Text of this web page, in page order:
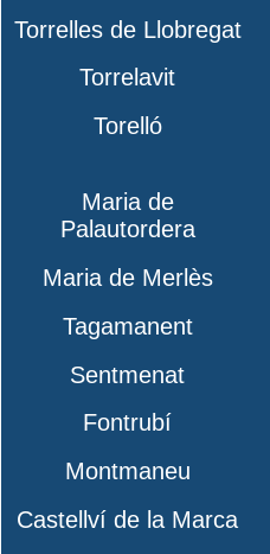
Torrelles de Llobregat
Torrelavit
Torelló
Maria de
Palautordera
Maria de Merlès
Tagamanent
Sentmenat
Fontrubí
Montmaneu
Castellví de la Marca